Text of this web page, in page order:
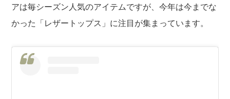
アは毎シーズン人気のアイテムですが、今年は今までな
かった「レザートップス」に注目が集まっています。